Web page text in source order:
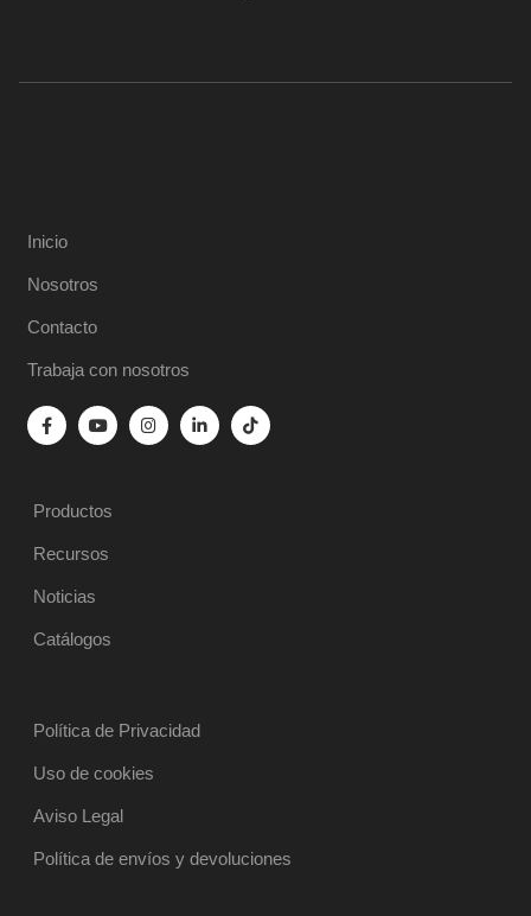
Inicio
Nosotros
Contacto
Trabaja con nosotros
Productos
Recursos
Noticias
Catálogos
Política de Privacidad
Uso de cookies
Aviso Legal
Política de envíos y devoluciones